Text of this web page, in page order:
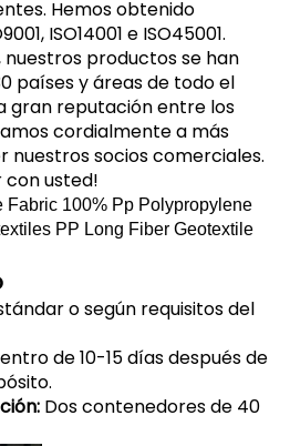
Hemos obtenido
ISO14001 e ISO45001.
productos se han
países y áreas de todo el
gran reputación entre los
cordialmente a más
nuestros socios comerciales.
con usted!
o según requisitos del
de 10-15 días después de
Dos contenedores de 40